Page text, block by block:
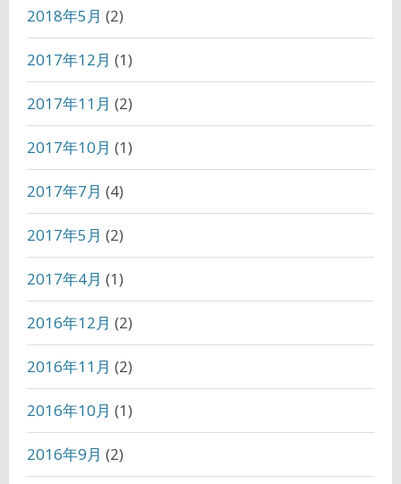
2018年5月 (2)
2017年12月 (1)
2017年11月 (2)
2017年10月 (1)
2017年7月 (4)
2017年5月 (2)
2017年4月 (1)
2016年12月 (2)
2016年11月 (2)
2016年10月 (1)
2016年9月 (2)